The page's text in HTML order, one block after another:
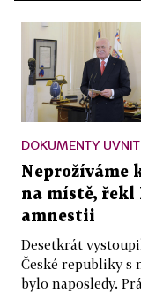
DOKUMENTY
Neprožíváme
na místě,
amnestii
Desetkrát
České republiky s
bylo naposledy.